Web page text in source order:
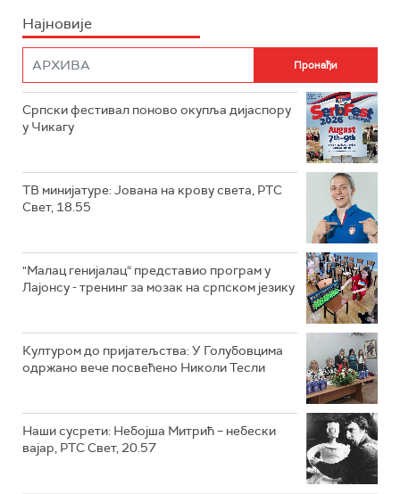
Најновије
Српски фестивал поново окупља дијаспору
у Чикагу
ТВ минијатуре: Јована на крову света, РТС
Свет, 18.55
"Малац генијалац“ представио програм у
Лајонсу - тренинг за мозак на српском језику
Културом до пријатељства: У Голубовцима
одржано вече посвећено Николи Тесли
Наши сусрети: Небојша Митрић – небески
вајар, РТС Свет, 20.57